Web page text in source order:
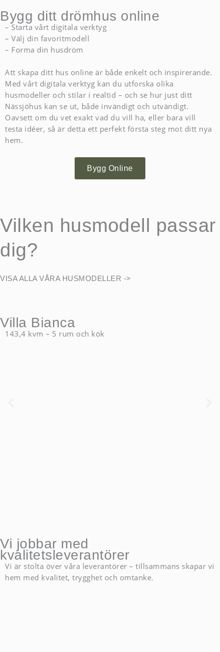
Bygg ditt drömhus online
– Starta vårt digitala verktyg
– Välj din favoritmodell
– Forma din husdröm
Att skapa ditt hus online är både enkelt och inspirerande.
Med vårt digitala verktyg kan du utforska olika
husmodeller och stilar i realtid – och se hur just ditt
Nässjöhus kan se ut, både invändigt och utvändigt.
Oavsett om du vet exakt vad du vill ha, eller bara vill
testa idéer, så är detta ett perfekt första steg mot ditt nya
hem.
Bygg Online
Vilken husmodell passar
dig?
VISA ALLA VÅRA HUSMODELLER ->
Villa Bianca
143,4 kvm – 5 rum och kök
Vi jobbar med
kvalitetsleverantörer
Vi är stolta över våra leverantörer – tillsammans skapar vi
hem med kvalitet, trygghet och omtanke.